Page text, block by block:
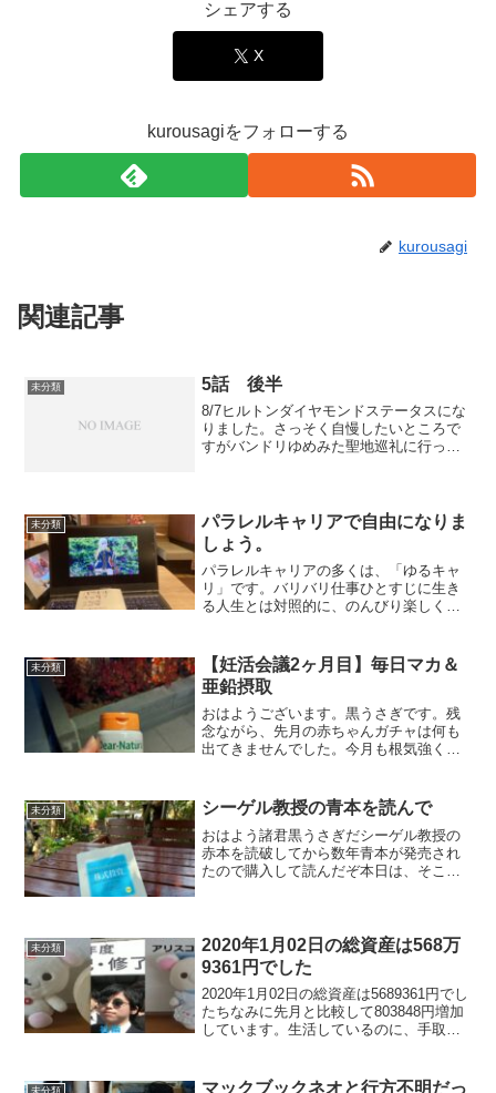
シェアする
X
kurousagiをフォローする
kurousagi
関連記事
未分類 5話 後半
8/7ヒルトンダイヤモンドステータスにな
りました。さっそく自慢したいところで
すがバンドリゆめみた聖地巡礼に行って
未分類
パラレルキャリアで自由になりま
しょう。
パラレルキャリアの多くは、「ゆるキャ
リ」です。バリバリ仕事ひとすじに生き
る人生とは対照的に、のんびり楽しく複
でストレスがない。今後も、今の生活を
維持していきたいですね。
未分類
【妊活会議2ヶ月目】毎日マカ＆
亜鉛摂取
おはようございます。黒うさぎです。残
念ながら、先月の赤ちゃんガチャは何も
出てきませんでした。今月も根気強く妊
鉛摂取黒うさぎさんの生殖能力低い説★
毎日マカ摂取毎日マカ...
未分類 シーゲル教授の青本を読んで
おはよう諸君黒うさぎだシーゲル教授の
赤本を読破してから数年青本が発売され
たので購入して読んだぞ本日は、そこで
ンフレに対する唯一の解...
未分類
2020年1月02日の総資産は568万
9361円でした
2020年1月02日の総資産は5689361円でし
たちなみに先月と比較して803848円増加
しています。生活しているのに、手取り
ても寿司代以上にお金が増えていくんだ
マックブックネオと行方不明だっ